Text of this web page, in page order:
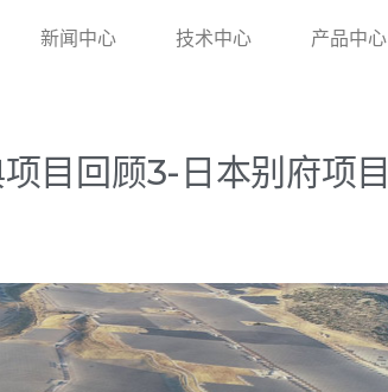
新闻中心 技术中心 产品中心
目回顾3-日本别府项目